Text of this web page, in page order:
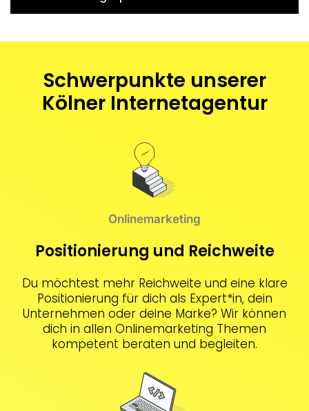
Schwerpunkte unserer
Kölner Internetagentur
Onlinemarketing
Positionierung und Reichweite
Du möchtest mehr Reichweite und eine klare
Positionierung für dich als Expert*in, dein
Unternehmen oder deine Marke? Wir können
dich in allen Onlinemarketing Themen
kompetent beraten und begleiten.